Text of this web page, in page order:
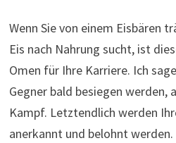
Wenn Sie von einem Eisbären
Eis nach Nahrung sucht, ist
Omen für Ihre Karriere. Ich
Gegner bald besiegen werden,
Kampf. Letztendlich werden
anerkannt und belohnt werden.